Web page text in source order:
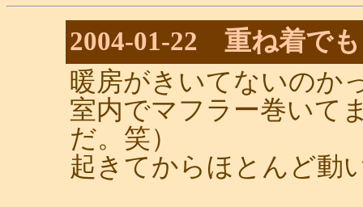
2004-01-22 重ね着で
暖房がきいてないのか
室内でマフラー巻いて
だ。笑）
起きてからほとんど動